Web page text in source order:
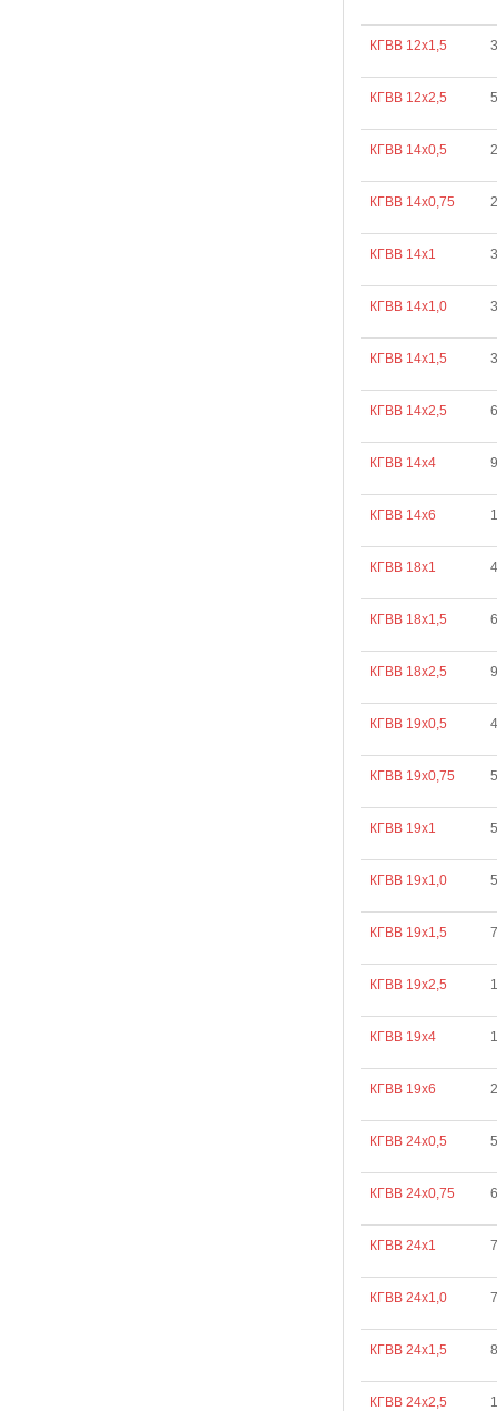
КГВВ 12х1,5
КГВВ 12х2,5
КГВВ 14х0,5
КГВВ 14х0,75
КГВВ 14х1
КГВВ 14х1,0
КГВВ 14х1,5
КГВВ 14х2,5
КГВВ 14х4
КГВВ 14х6
КГВВ 18х1
КГВВ 18х1,5
КГВВ 18х2,5
КГВВ 19х0,5
КГВВ 19х0,75
КГВВ 19х1
КГВВ 19х1,0
КГВВ 19х1,5
КГВВ 19х2,5
КГВВ 19х4
КГВВ 19х6
КГВВ 24х0,5
КГВВ 24х0,75
КГВВ 24х1
КГВВ 24х1,0
КГВВ 24х1,5
КГВВ 24х2,5